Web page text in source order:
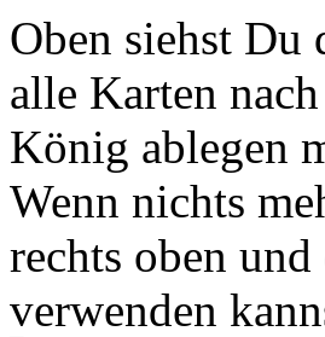
Oben siehst
alle Karten
König ablegen
Wenn nichts
rechts oben
verwenden